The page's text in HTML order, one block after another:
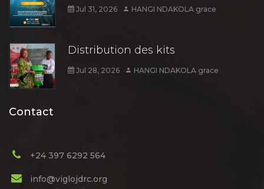
Jul 31, 2026 HANGI NDAKOLA grace
Distribution des kits
Jul 28, 2026 HANGI NDAKOLA grace
Contact
+24 397 6292 564
info@viglojdrc.org